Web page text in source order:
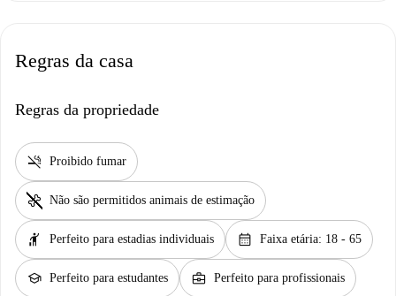
Regras da casa
Regras da propriedade
smoke_free Proibido fumar
pet_supplies Não são permitidos animais de estimação
hail Perfeito para estadias individuais calendar_month Faixa etária: 18 - 65
school Perfeito para estudantes business_center Perfeito para profissionais